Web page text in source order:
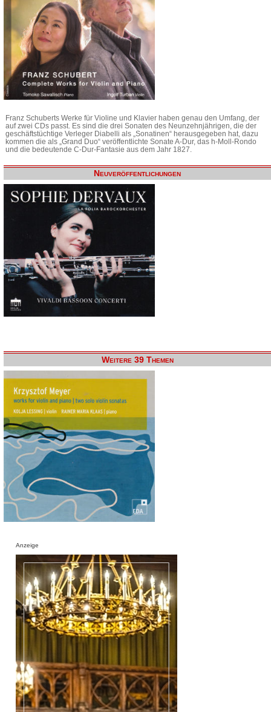
Franz Schuberts Werke für Violine und Klavier haben genau den Umfang, der
auf zwei CDs passt. Es sind die drei Sonaten des Neunzehnjährigen, die der
geschäftstüchtige Verleger Diabelli als „Sonatinen“ herausgegeben hat, dazu
kommen die als „Grand Duo“ veröffentlichte Sonate A-Dur, das h-Moll-Rondo
und die bedeutende C-Dur-Fantasie aus dem Jahr 1827.
Neuveröffentlichungen
Weitere 39 Themen
Anzeige